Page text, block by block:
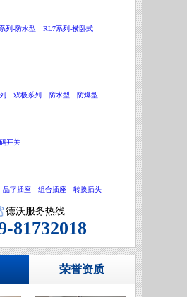
列-防水型 RL7系列-横卧式
双极系列 防水型 防爆型
开关
品字插座 组合插座 转换插头
德沃服务热线
81732018
荣誉资质